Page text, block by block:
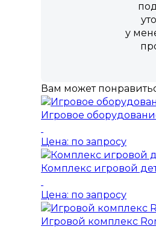
у
Вам может
Игровое
Цена: по запросу
Комплекс игровой
Цена: по запросу
Игровой комплекс